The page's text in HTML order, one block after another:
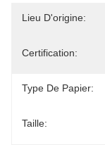
Lieu D'origine:
Certification:
Type De Papier:
Taille: